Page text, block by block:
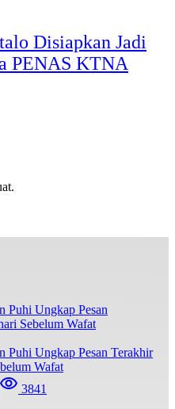
Disiapkan Jadi
PENAS KTNA
Puhi Ungkap Pesan Terakhir
Wafat
3841